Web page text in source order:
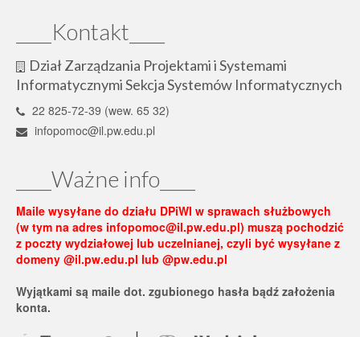
____Kontakt____
Dział Zarządzania Projektami i Systemami
Informatycznymi Sekcja Systemów Informatycznych
22 825-72-39 (wew. 65 32)
infopomoc@il.pw.edu.pl
____Ważne info____
Maile wysyłane do działu DPiWI w sprawach służbowych
(w tym na adres infopomoc@il.pw.edu.pl) muszą pochodzić
z poczty wydziałowej lub uczelnianej, czyli być wysyłane z
domeny @il.pw.edu.pl lub @pw.edu.pl
Wyjątkami są maile dot. zgubionego hasła bądź założenia
konta.